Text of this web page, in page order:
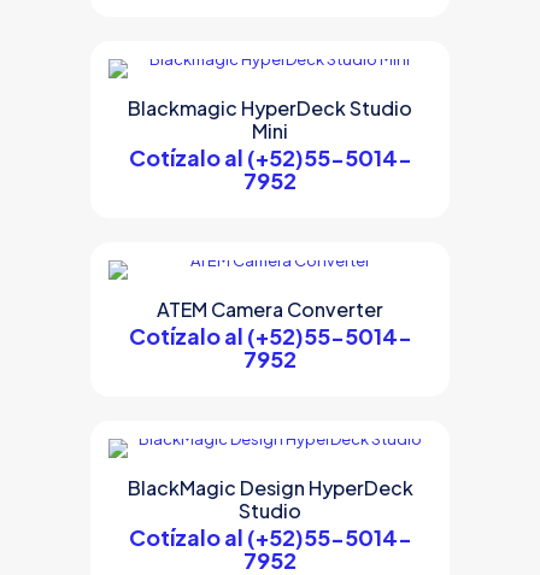
Blackmagic HyperDeck Studio
Mini
Cotízalo al (+52)55-5014-
7952
ATEM Camera Converter
Cotízalo al (+52)55-5014-
7952
BlackMagic Design HyperDeck
Studio
Cotízalo al (+52)55-5014-
7952